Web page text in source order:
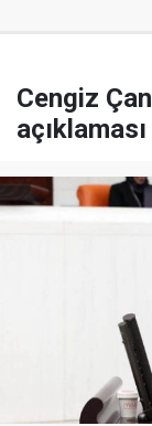
Cengiz
açıklaması